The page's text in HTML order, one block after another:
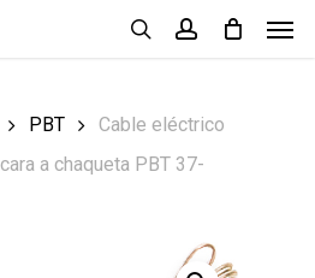
PBT
Cable eléctrico
a chaqueta PBT 37-